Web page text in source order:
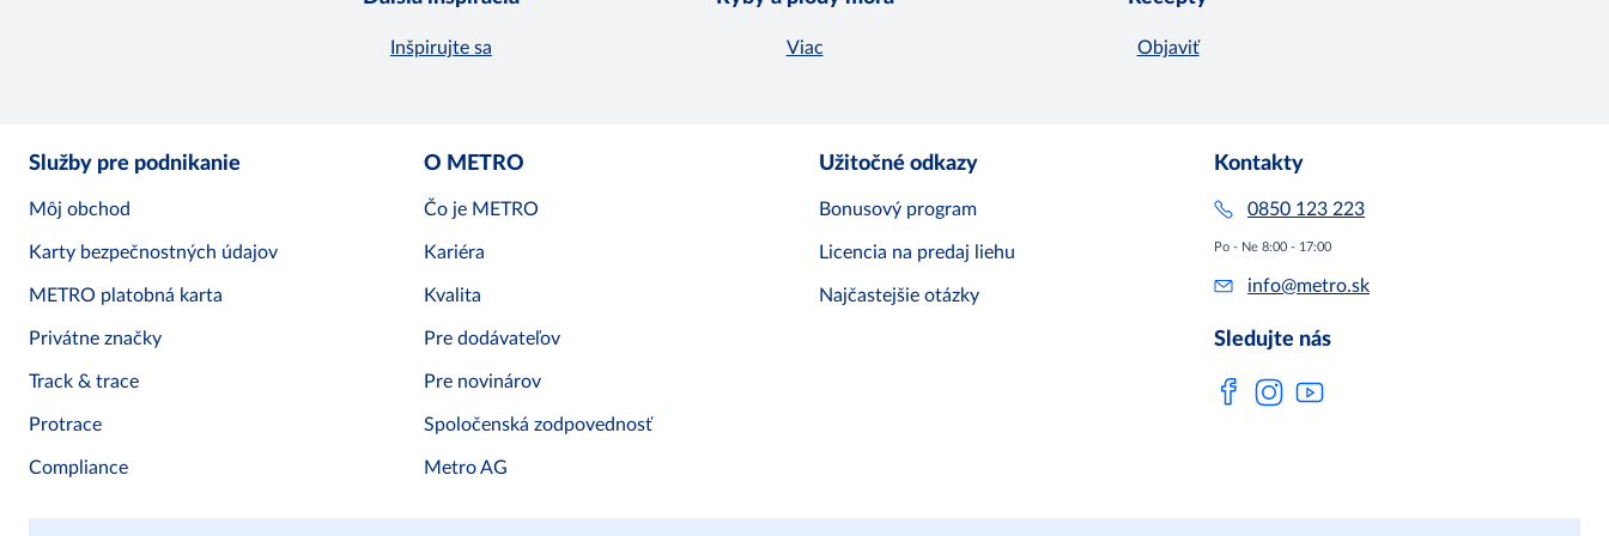
Inšpirujte sa Viac Objaviť
Služby pre podnikanie
Môj obchod
Karty bezpečnostných údajov
METRO platobná karta
Privátne značky
Track & trace
Protrace
Compliance
O METRO
Čo je METRO
Kariéra
Kvalita
Pre dodávateľov
Pre novinárov
Spoločenská zodpovednosť
Metro AG
Užitočné odkazy
Bonusový program
Licencia na predaj liehu
Najčastejšie otázky
Kontakty
0850 123 223
Po - Ne 8:00 - 17:00
info@metro.sk
Sledujte nás